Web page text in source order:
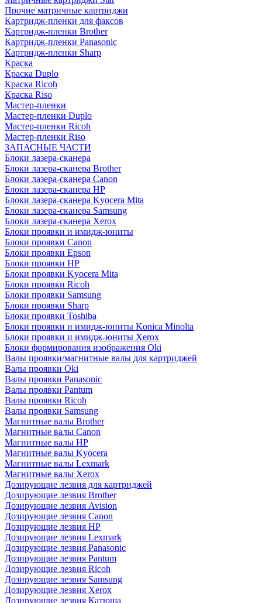
Прочие матричные картриджи
Картридж-пленки для факсов
Картридж-пленки Brother
Картридж-пленки Panasonic
Картридж-пленки Sharp
Краска
Краска Duplo
Краска Ricoh
Краска Riso
Мастер-пленки
Мастер-пленки Duplo
Мастер-пленки Ricoh
Мастер-пленки Riso
ЗАПАСНЫЕ ЧАСТИ
Блоки лазера-сканера
Блоки лазера-сканера Brother
Блоки лазера-сканера Canon
Блоки лазера-сканера HP
Блоки лазера-сканера Kyocera Mita
Блоки лазера-сканера Samsung
Блоки лазера-сканера Xerox
Блоки проявки и имидж-юниты
Блоки проявки Canon
Блоки проявки Epson
Блоки проявки HP
Блоки проявки Kyocera Mita
Блоки проявки Ricoh
Блоки проявки Samsung
Блоки проявки Sharp
Блоки проявки Toshiba
Блоки проявки и имидж-юниты Konica Minolta
Блоки проявки и имидж-юниты Xerox
Блоки формирования изображения Oki
Валы проявки/магнитные валы для картриджей
Валы проявки Oki
Валы проявки Panasonic
Валы проявки Pantum
Валы проявки Ricoh
Валы проявки Samsung
Магнитные валы Brother
Магнитные валы Canon
Магнитные валы HP
Магнитные валы Kyocera
Магнитные валы Lexmark
Магнитные валы Xerox
Дозирующие лезвия для картриджей
Дозирующие лезвия Brother
Дозирующие лезвия Avision
Дозирующие лезвия Canon
Дозирующие лезвия HP
Дозирующие лезвия Lexmark
Дозирующие лезвия Panasonic
Дозирующие лезвия Pantum
Дозирующие лезвия Ricoh
Дозирующие лезвия Samsung
Дозирующие лезвия Xerox
Дозирующие лезвия Катюша